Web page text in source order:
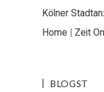
Kölner
Home | Zeit
BLOGST